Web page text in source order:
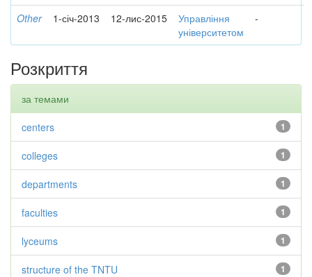
Other 1-січ-2013 12-лис-2015
Управління
університетом
-
Розкриття
за темами
1
centers
1
colleges
1
departments
1
faculties
1
lyceums
1
structure of the TNTU